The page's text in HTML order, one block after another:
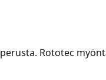
Rototec